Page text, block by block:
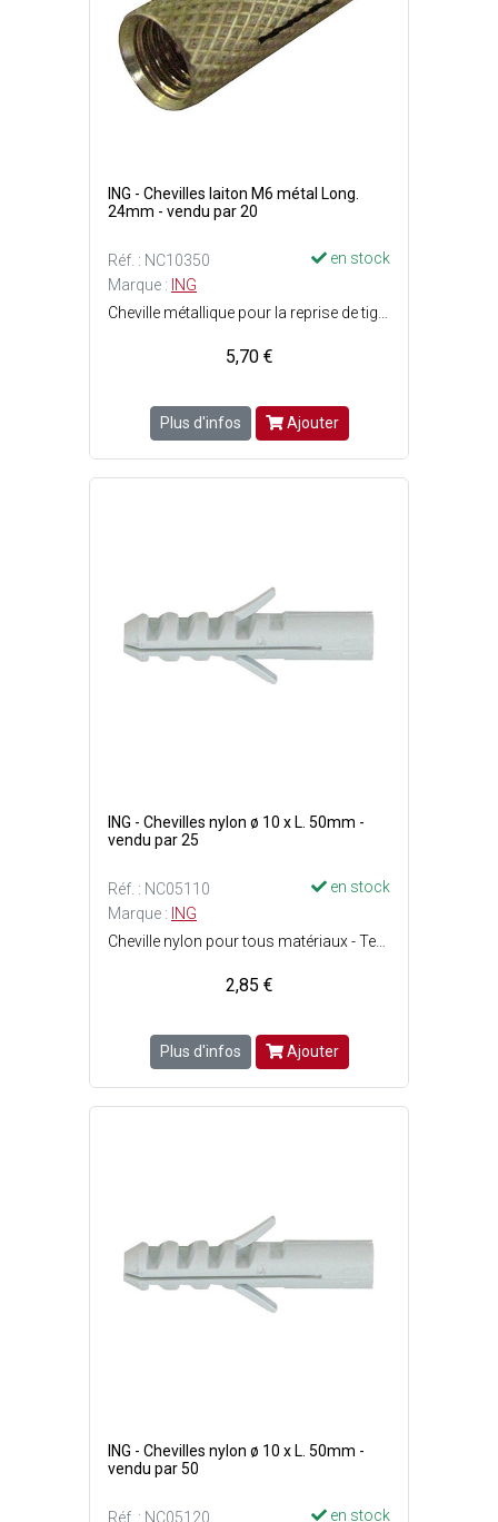
ING - Chevilles laiton M6 métal Long.
24mm - vendu par 20
Réf. : NC10350
en stock
Marque : ING
5,70 €
Plus d'infos Ajouter
ING - Chevilles nylon ø 10 x L. 50mm -
vendu par 25
Réf. : NC05110
en stock
Marque : ING
2,85 €
Plus d'infos Ajouter
ING - Chevilles nylon ø 10 x L. 50mm -
vendu par 50
Réf. : NC05120 en stock